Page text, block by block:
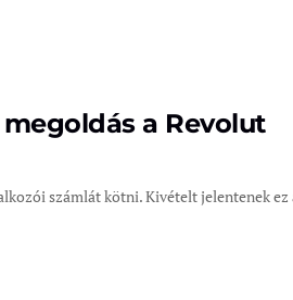
a Revolut
számlát kötni. Kivételt jelentenek